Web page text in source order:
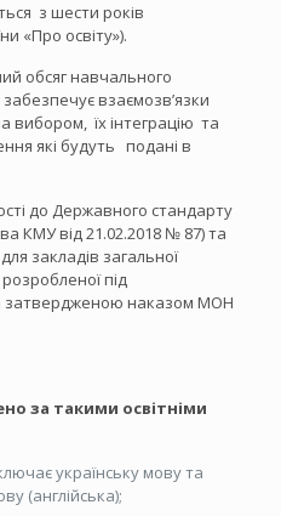
з шести років
«Про освіту»).
обсяг навчального
взаємозв’язки
вибором, їх інтеграцію та
які будуть подані в
до Державного стандарту
КМУ від 21.02.2018 № 87) та
закладів загальної
під
затвердженою наказом МОН
за такими освітніми
українську мову та
(англійська);